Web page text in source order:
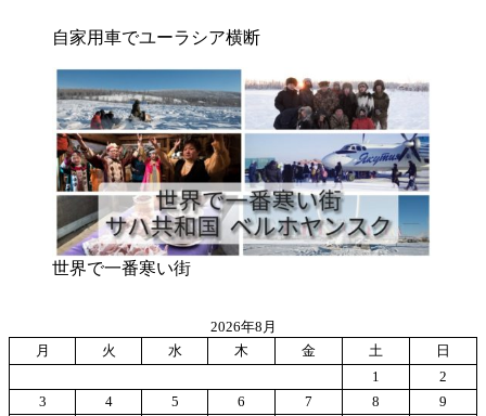
自家用車でユーラシア横断
世界で一番寒い街
2026年8月
月
火 水 木 金 土
日
1
2
3
4 5 6 7 8
9